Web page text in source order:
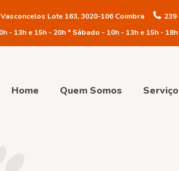
Vasconcelos Lote 163, 3020-106 Coimbra 239
- 13h e 15h - 20h * Sábado - 10h - 13h e 15h - 18h
Home Quem Somos